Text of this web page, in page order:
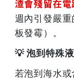
渣會殘留在
週內引發嚴
板發霉）。
💡 泡到特殊
若泡到海水